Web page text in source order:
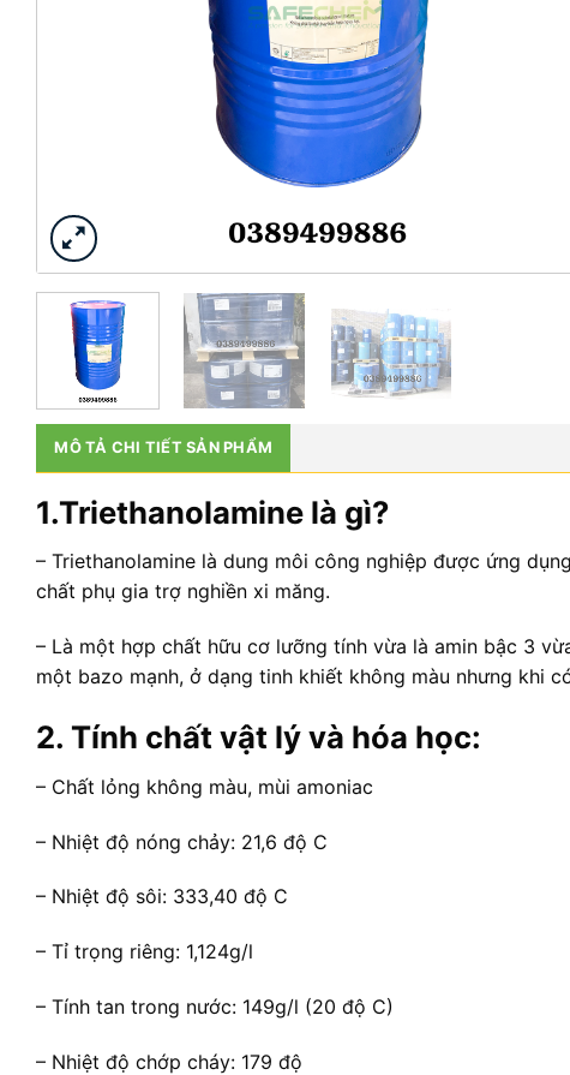
MÔ TẢ CHI TIẾT SẢN PHẨM
1.Triethanolamine là gì?
– Triethanolamine là dung môi công nghiệp được ứng
chất phụ gia trợ nghiền xi măng.
– Là một hợp chất hữu cơ lưỡng tính vừa là amin bậc 3
một bazo mạnh, ở dạng tinh khiết không màu nhưng khi
2. Tính chất vật lý và hóa học:
– Chất lỏng không màu, mùi amoniac
– Nhiệt độ nóng chảy: 21,6 độ C
– Nhiệt độ sôi: 333,40 độ C
– Tỉ trọng riêng: 1,124g/l
– Tính tan trong nước: 149g/l (20 độ C)
– Nhiệt độ chớp cháy: 179 độ